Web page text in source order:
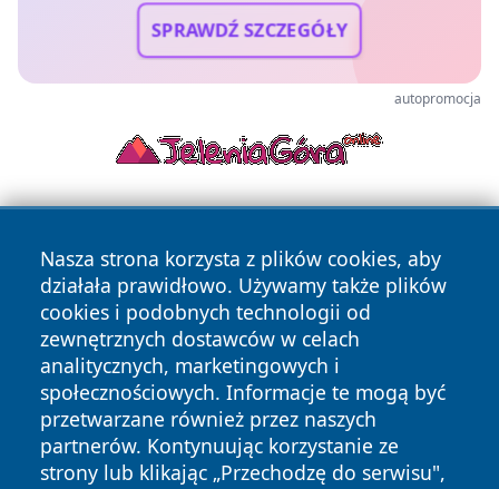
SPRAWDŹ SZCZEGÓŁY
autopromocja
Nasza strona korzysta z plików cookies, aby
działała prawidłowo. Używamy także plików
cookies i podobnych technologii od
zewnętrznych dostawców w celach
analitycznych, marketingowych i
społecznościowych. Informacje te mogą być
przetwarzane również przez naszych
partnerów. Kontynuując korzystanie ze
strony lub klikając „Przechodzę do serwisu",
Copyright © 2026 wiadomosciwadowice.pl Wszystkie prawa
zastrzeżone.
News Autorzy
Polityka
Prywatności
Polityka
Cookies